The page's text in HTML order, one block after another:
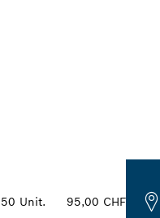
50 Unit. 95,00 CHF